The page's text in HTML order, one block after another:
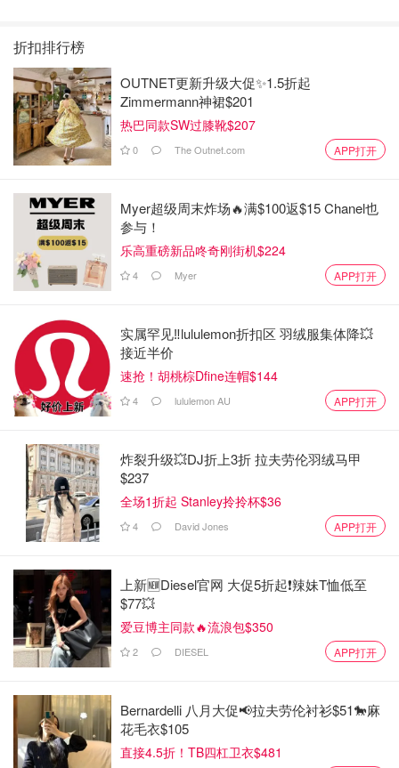
图片来自于@Walmart ，版权属于原作者
抹茶的苦涩+青柠的酸甜+鼠尾草的草本香气组成，清新之中
带着一点淡淡的甜，随着烛芯燃烧而等时间，抹茶的苦与柠
檬的微酸先后释出，在炎炎夏日如同雪碧入口时的清爽~~是
那种就算不点燃，也停不住想凑过去猛吸的上头！
抹茶色电烧水壶
$29.97
Walmart
购买
折扣排行榜
OUTNET更新升级大促✨1.5折起
Zimmermann神裙$201
热巴同款SW过膝靴$207
0 The Outnet.com APP打开
Myer超级周末炸场🔥满$100返$15 Chanel也
参与！
乐高重磅新品咚奇刚街机$224
4 Myer APP打开
实属罕见‼️lululemon折扣区 羽绒服集体降💥
接近半价
速抢！胡桃棕Dfine连帽$144
4 lululemon AU APP打开
炸裂升级💥DJ折上3折 拉夫劳伦羽绒马甲
$237
全场1折起 Stanley拎拎杯$36
4 David Jones APP打开
上新🆕Diesel官网 大促5折起❗️辣妹T恤低至
$77💥
爱豆博主同款🔥流浪包$350
2 DIESEL APP打开
Bernardelli 八月大促📢拉夫劳伦衬衫$51🐎麻
花毛衣$105
直接4.5折！TB四杠卫衣$481